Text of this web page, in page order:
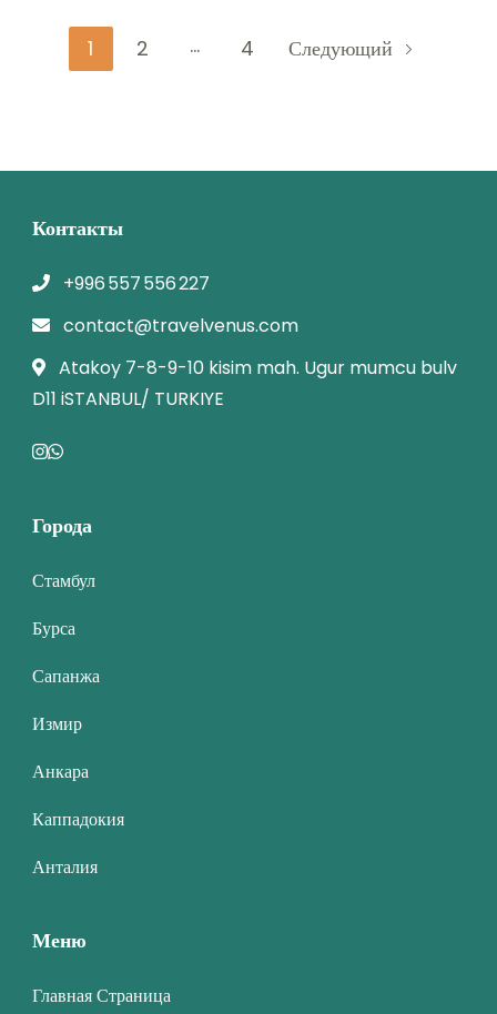
1 2 … 4 Следующий
Контакты
+996 557 556 227
contact@travelvenus.com
Atakoy 7-8-9-10 kisim mah. Ugur mumcu bulv
D11 iSTANBUL/ TURKIYE
Города
Стамбул
Бурса
Сапанжа
Измир
Анкара
Каппадокия
Анталия
Меню
Главная Страница